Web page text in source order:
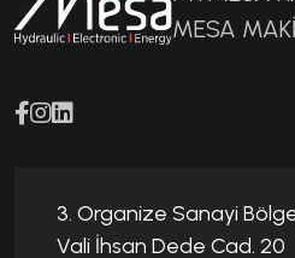
MESA
3. Organize Sanayi
Vali İhsan Dede Cad. 20